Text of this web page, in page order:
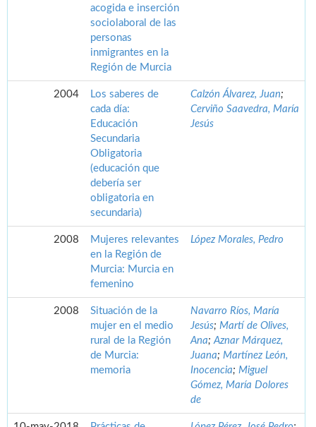
acogida e inserción
sociolaboral de las
personas
inmigrantes en la
Región de Murcia
2004
Los saberes de
cada día:
Educación
Secundaria
Obligatoria
(educación que
debería ser
obligatoria en
secundaria)
Calzón Álvarez, Juan;
Cerviño Saavedra, María
Jesús
2008
Mujeres relevantes
en la Región de
Murcia: Murcia en
femenino
López Morales, Pedro
2008
Situación de la
mujer en el medio
rural de la Región
de Murcia:
memoria
Navarro Ríos, María
Jesús; Martí de Olives,
Ana;Aznar Márquez,
Juana; Martínez León,
Inocencia; Miguel
Gómez, María Dolores
de